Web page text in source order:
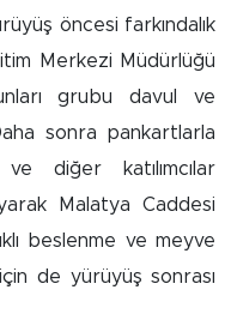
öncesi farkındalık
Merkezi Müdürlüğü
grubu davul ve
sonra pankartlarla
diğer katılımcılar
Malatya Caddesi
beslenme ve meyve
de yürüyüş sonrası